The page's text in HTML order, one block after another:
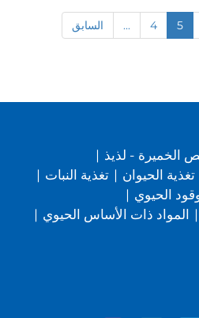
السابق ... 4 5
الخميرة - لذيذ |
تغذية الحيوان | تغذية النبات |
الحيوي |
| المواد ذات الأساس الحيوي |